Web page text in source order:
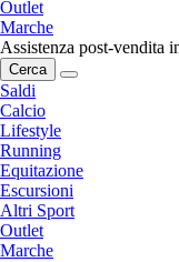
Outlet
Marche
Assistenza post-vendita
Cerca
Saldi
Calcio
Lifestyle
Running
Equitazione
Escursioni
Altri Sport
Outlet
Marche